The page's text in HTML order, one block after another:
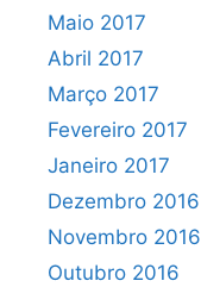
Maio 2017
Abril 2017
Março 2017
Fevereiro 2017
Janeiro 2017
Dezembro 2016
Novembro 2016
Outubro 2016